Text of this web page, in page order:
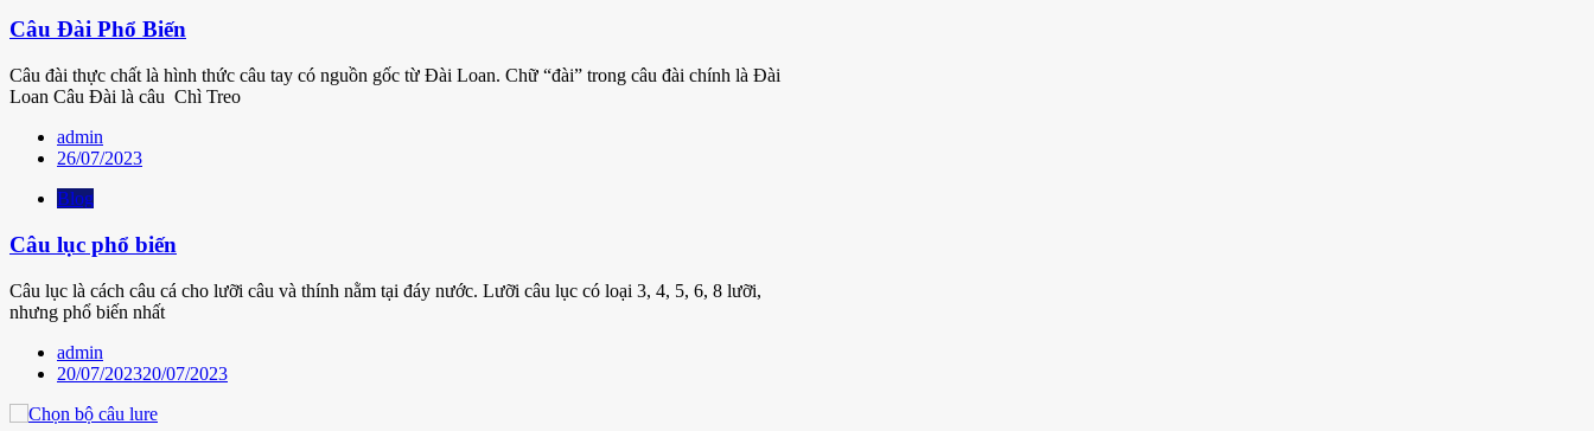
Câu Đài Phổ Biến
Câu đài thực chất là hình thức câu tay có nguồn gốc từ Đài Loan. Chữ “đài” trong câu đài chính là Đài
Loan Câu Đài là câu Chì Treo
admin
26/07/2023
Blog
Câu lục phổ biến
Câu lục là cách câu cá cho lưỡi câu và thính nằm tại đáy nước. Lưỡi câu lục có loại 3, 4, 5, 6, 8 lưỡi,
nhưng phổ biến nhất
admin
20/07/202320/07/2023